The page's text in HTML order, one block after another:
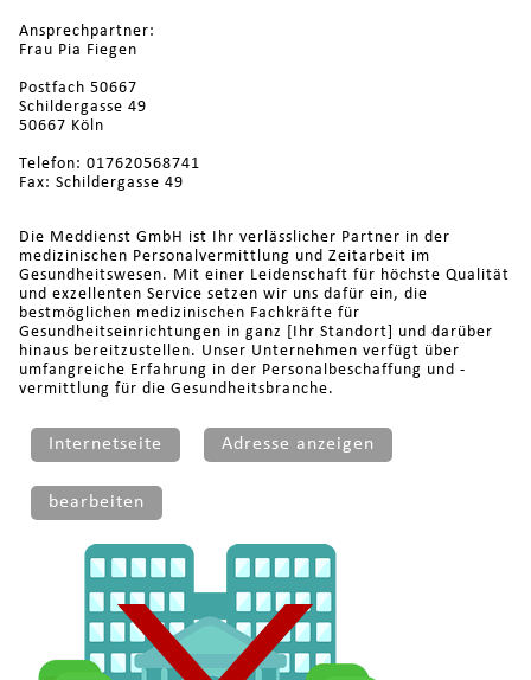
Ansprechpartner:
Frau Pia Fiegen
Postfach 50667
Schildergasse 49
50667 Köln
Telefon: 017620568741
Fax: Schildergasse 49
Die Meddienst GmbH ist Ihr verlässlicher Partner in der
medizinischen Personalvermittlung und Zeitarbeit im
Gesundheitswesen. Mit einer Leidenschaft für höchste Qualität
und exzellenten Service setzen wir uns dafür ein, die
bestmöglichen medizinischen Fachkräfte für
Gesundheitseinrichtungen in ganz [Ihr Standort] und darüber
hinaus bereitzustellen. Unser Unternehmen verfügt über
umfangreiche Erfahrung in der Personalbeschaffung und -
vermittlung für die Gesundheitsbranche.
Internetseite Adresse anzeigen
bearbeiten